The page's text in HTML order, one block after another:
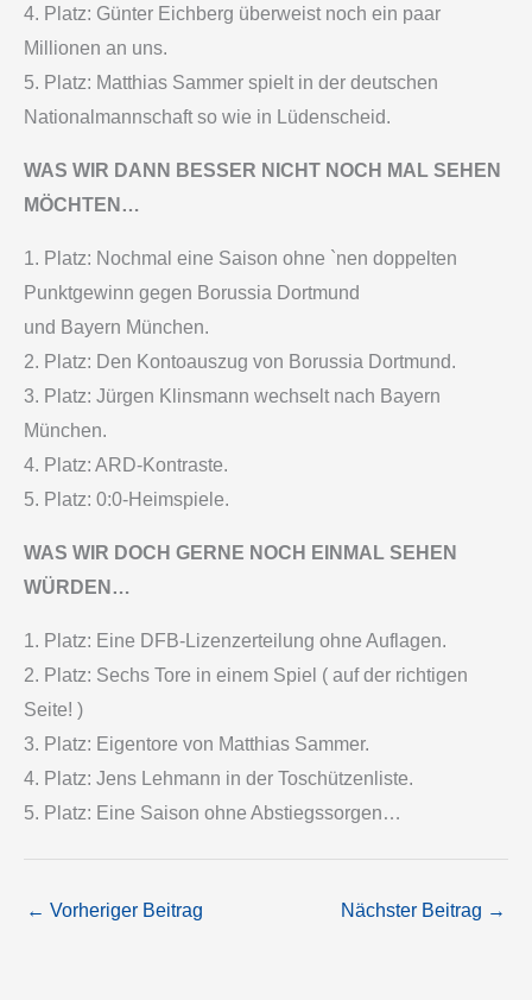
4. Platz: Günter Eichberg überweist noch ein paar
Millionen an uns.
5. Platz: Matthias Sammer spielt in der deutschen
Nationalmannschaft so wie in Lüdenscheid.
WAS WIR DANN BESSER NICHT NOCH MAL SEHEN
MÖCHTEN…
1. Platz: Nochmal eine Saison ohne `nen doppelten
Punktgewinn gegen Borussia Dortmund
und Bayern München.
2. Platz: Den Kontoauszug von Borussia Dortmund.
3. Platz: Jürgen Klinsmann wechselt nach Bayern
München.
4. Platz: ARD-Kontraste.
5. Platz: 0:0-Heimspiele.
WAS WIR DOCH GERNE NOCH EINMAL SEHEN
WÜRDEN…
1. Platz: Eine DFB-Lizenzerteilung ohne Auflagen.
2. Platz: Sechs Tore in einem Spiel ( auf der richtigen
Seite! )
3. Platz: Eigentore von Matthias Sammer.
4. Platz: Jens Lehmann in der Toschützenliste.
5. Platz: Eine Saison ohne Abstiegssorgen…
← Vorheriger Beitrag Nächster Beitrag →